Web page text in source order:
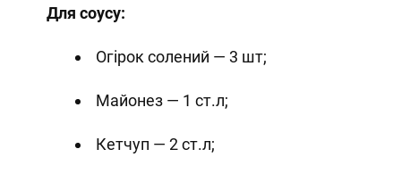
Для соусу:
Огірок солений — 3 шт;
Майонез — 1 ст.л;
Кетчуп — 2 ст.л;